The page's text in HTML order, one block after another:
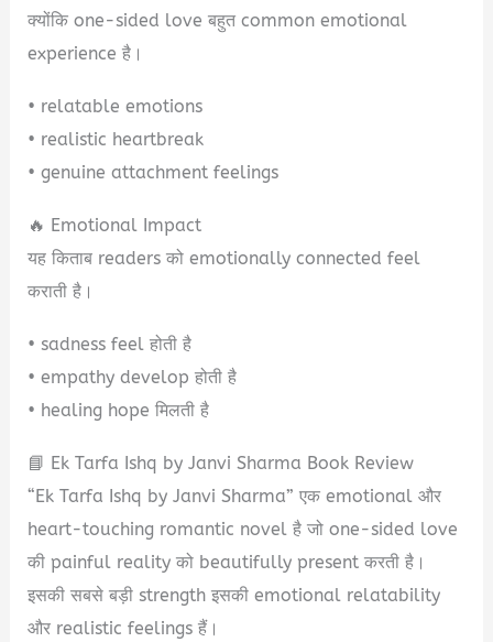
क्योंकि one-sided love बहुत common emotional
experience है।
• relatable emotions
• realistic heartbreak
• genuine attachment feelings
🔥 Emotional Impact
यह किताब readers को emotionally connected feel
कराती है।
• sadness feel होती है
• empathy develop होती है
• healing hope मिलती है
📘 Ek Tarfa Ishq by Janvi Sharma Book Review
“Ek Tarfa Ishq by Janvi Sharma” एक emotional और
heart-touching romantic novel है जो one-sided love
की painful reality को beautifully present करती है।
इसकी सबसे बड़ी strength इसकी emotional relatability
और realistic feelings हैं।